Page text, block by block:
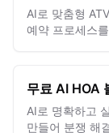
AI로 맞춤형
예약 프로세스
무료 AI HOA
AI로 명확하고
만들어 분쟁 해